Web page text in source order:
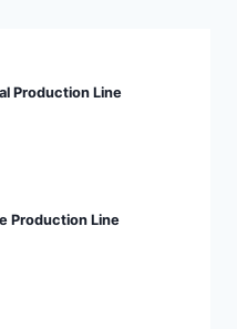
Production Line
Production Line